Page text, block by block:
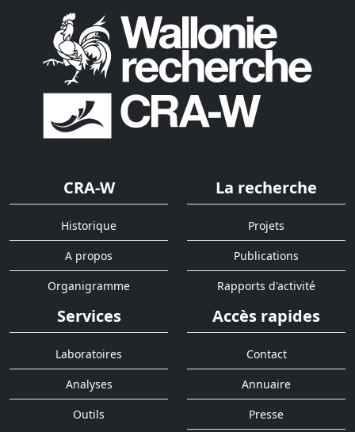
CRA-W
Historique
A propos
Organigramme
La recherche
Projets
Publications
Rapports d'activité
Services
Laboratoires
Analyses
Outils
Accès rapides
Contact
Annuaire
Presse